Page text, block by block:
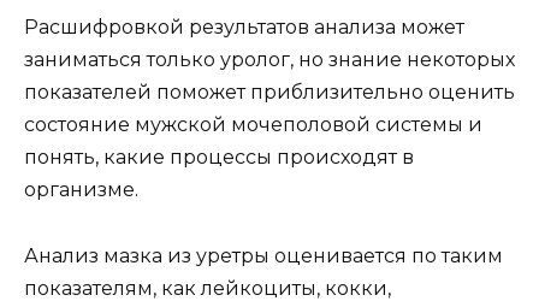
Расшифровкой результатов анализа может
заниматься только уролог, но знание некоторых
показателей поможет приблизительно оценить
состояние мужской мочеполовой системы и
понять, какие процессы происходят в
организме.
Анализ мазка из уретры оценивается по таким
показателям, как лейкоциты, кокки,